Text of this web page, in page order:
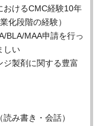
おけるCMC経験10年
化段階の経験）
BLA/MAA申請を行っ
しい
ジ製剤に関する豊富
み書き・会話）